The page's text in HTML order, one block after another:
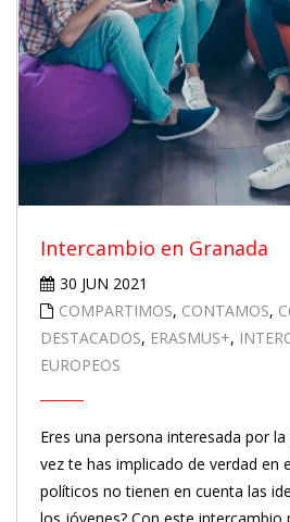
Intercambio en Granada
30 JUN 2021
COMPARTIMOS, CONTAMOS,
DESTACADOS, ERASMUS+,
EUROPEOS
Eres una persona interesada por
vez te has implicado de verdad en
políticos no tienen en cuenta las
los jóvenes? Con este intercambio